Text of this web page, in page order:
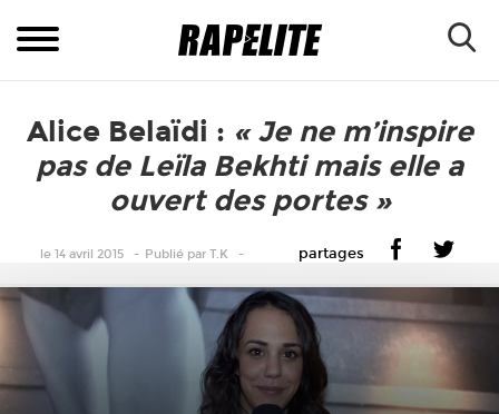
Alice Belaïdi : « Je ne m’inspire
pas de Leïla Bekhti mais elle a
ouvert des portes »
le 14 avril 2015 Publiépar T.K partages